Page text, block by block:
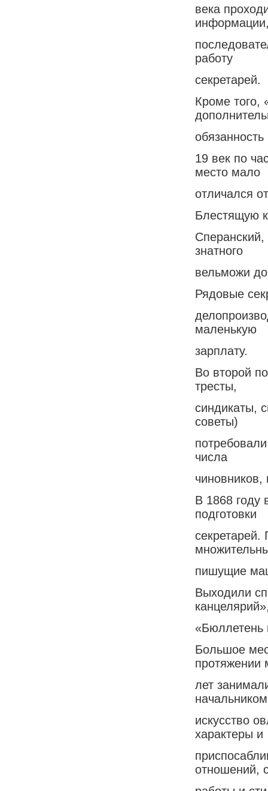
века
работу
секретарей.
Кроме того,
19 век по
место мало
отличался
Блестящую
Сперанский,
знатного
вельможи
Рядовые
маленькую
зарплату.
Во второй
тресты,
синдикаты,
советы)
числа
чиновников,
В 1868 году
подготовки
пишущие
Выходили
«Бюллетень
Большое
протяжении
лет
искусство
характеры и
отношений,